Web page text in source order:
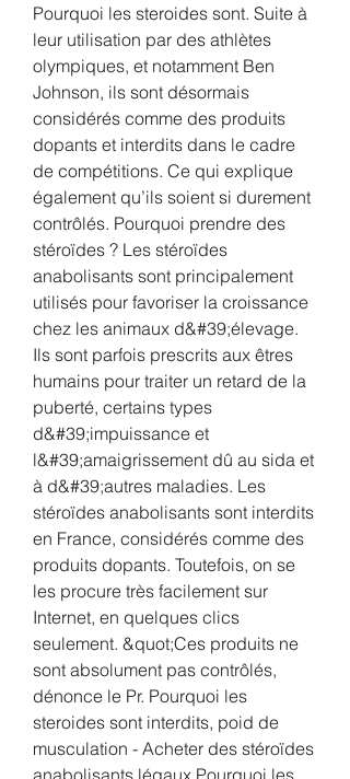
Pourquoi les steroides sont. Suite à
leur utilisation par des athlètes
olympiques, et notamment Ben
Johnson, ils sont désormais
considérés comme des produits
dopants et interdits dans le cadre
de compétitions. Ce qui explique
également qu’ils soient si durement
contrôlés. Pourquoi prendre des
stéroïdes ? Les stéroïdes
anabolisants sont principalement
utilisés pour favoriser la croissance
chez les animaux d&#39;élevage.
Ils sont parfois prescrits aux êtres
humains pour traiter un retard de la
puberté, certains types
d&#39;impuissance et
l&#39;amaigrissement dû au sida et
à d&#39;autres maladies. Les
stéroïdes anabolisants sont interdits
en France, considérés comme des
produits dopants. Toutefois, on se
les procure très facilement sur
Internet, en quelques clics
seulement. &quot;Ces produits ne
sont absolument pas contrôlés,
dénonce le Pr. Pourquoi les
steroides sont interdits, poid de
musculation - Acheter des stéroïdes
anabolisants légaux Pourquoi les